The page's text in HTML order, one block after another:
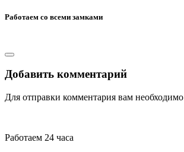
Работаем со всеми замками
Добавить комментарий
Для отправки комментария вам необходимо
Работаем 24 часа